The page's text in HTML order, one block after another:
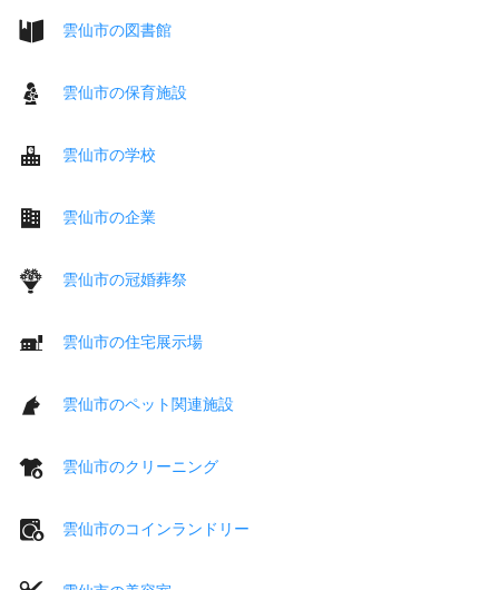
雲仙市の図書館
雲仙市の保育施設
雲仙市の学校
雲仙市の企業
雲仙市の冠婚葬祭
雲仙市の住宅展示場
雲仙市のペット関連施設
雲仙市のクリーニング
雲仙市のコインランドリー